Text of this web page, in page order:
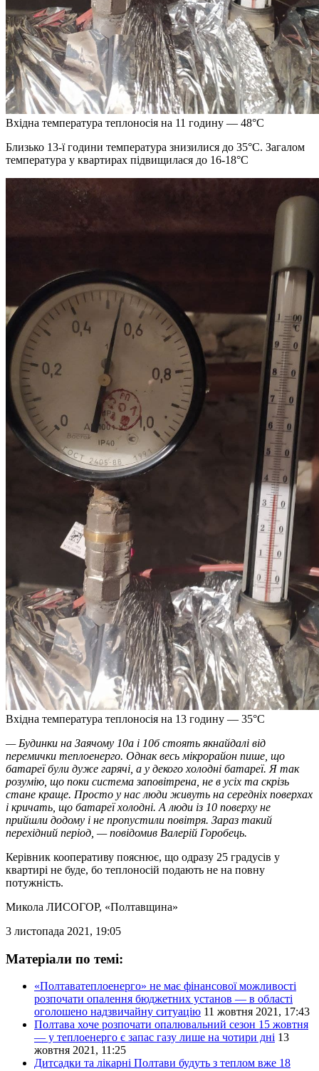
Вхідна температура теплоносія на 11 годину — 48°C
Близько 13-ї години температура знизилися до 35°C. Загалом
температура у квартирах підвищилася до 16-18°C
Вхідна температура теплоносія на 13 годину — 35°C
— Будинки на Заячому 10а і 10б стоять якнайдалі від
перемички теплоенерго. Однак весь мікрорайон пише, що
батареї були дуже гарячі, а у декого холодні батареї. Я так
розумію, що поки система заповітрена, не в усіх та скрізь
стане краще. Просто у нас люди живуть на середніх поверхах
і кричать, що батареї холодні. А люди із 10 поверху не
прийшли додому і не пропустили повітря. Зараз такий
перехідний період, — повідомив Валерій Горобець.
Керівник кооперативу пояснює, що одразу 25 градусів у
квартирі не буде, бо теплоносій подають не на повну
потужність.
Микола ЛИСОГОР, «Полтавщина»
3 листопада 2021, 19:05
Матеріали по темі:
«Полтаватеплоенерго» не має фінансової можливості
розпочати опалення бюджетних установ — в області
оголошено надзвичайну ситуацію 11 жовтня 2021, 17:43
Полтава хоче розпочати опалювальний сезон 15 жовтня
— у теплоенерго є запас газу лише на чотири дні 13
жовтня 2021, 11:25
Дитсадки та лікарні Полтави будуть з теплом вже 18